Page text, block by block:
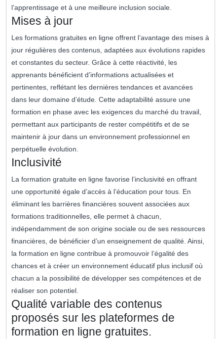
l’apprentissage et à une meilleure inclusion sociale.
Mises à jour
Les formations gratuites en ligne offrent l’avantage des mises à
jour régulières des contenus, adaptées aux évolutions rapides
et constantes du secteur. Grâce à cette réactivité, les
apprenants bénéficient d’informations actualisées et
pertinentes, reflétant les dernières tendances et avancées
dans leur domaine d’étude. Cette adaptabilité assure une
formation en phase avec les exigences du marché du travail,
permettant aux participants de rester compétitifs et de se
maintenir à jour dans un environnement professionnel en
perpétuelle évolution.
Inclusivité
La formation gratuite en ligne favorise l’inclusivité en offrant
une opportunité égale d’accès à l’éducation pour tous. En
éliminant les barrières financières souvent associées aux
formations traditionnelles, elle permet à chacun,
indépendamment de son origine sociale ou de ses ressources
financières, de bénéficier d’un enseignement de qualité. Ainsi,
la formation en ligne contribue à promouvoir l’égalité des
chances et à créer un environnement éducatif plus inclusif où
chacun a la possibilité de développer ses compétences et de
réaliser son potentiel.
Qualité variable des contenus
proposés sur les plateformes de
formation en ligne gratuites.